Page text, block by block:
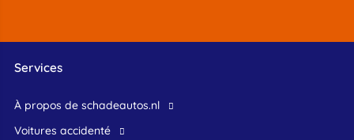
Services
À propos de schadeautos.nl
Voitures accidenté